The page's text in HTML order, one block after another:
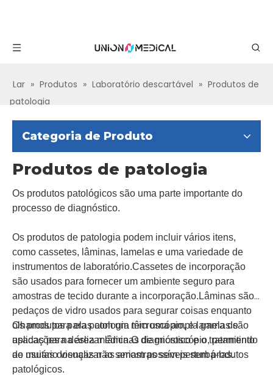
Lar » Produtos » Laboratório descartável » Produtos de
patologia
Categoria de Produto
Produtos de patologia
Os produtos patológicos são uma parte importante do
processo de diagnóstico.
Os produtos de patologia podem incluir vários itens,
como cassetes, lâminas, lamelas e uma variedade de
instrumentos de laboratório.Cassetes de incorporação
são usados ​​para fornecer um ambiente seguro para
amostras de tecido durante a incorporação.Lâminas são
pedaços de vidro usados ​​para segurar coisas enquanto
olhamos para elas com um microscópio, e lamelas são
usadas para deslizar lâminas de microscópio, permitindo
ao usuário visualizar as amostras sem perturbá-las.
Os produtos para patologia têm uma ampla gama de
aplicações na área médica.O diagnóstico e o tratamento
de muitas doenças não seriam possíveis sem produtos
patológicos.